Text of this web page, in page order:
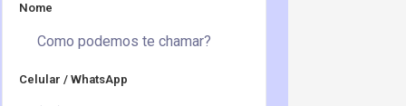
Nome
Celular / WhatsApp